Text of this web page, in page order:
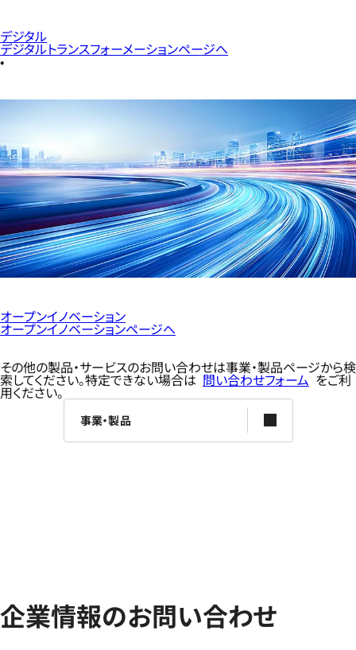
デジタル
デジタルトランスフォーメーションページへ
オープンイノベーション
オープンイノベーションページへ
その他の製品・サービスのお問い合わせは事業・製品ページから検
索してください。特定できない場合は 問い合わせフォーム をご利
用ください。
事業・製品
企業情報のお問い合わせ